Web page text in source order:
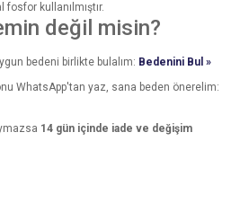
kullanılmıştır.
değil misin?
bedeni birlikte bulalım: Bedenini Bul »
WhatsApp'tan yaz, sana beden önerelim:
14 gün içinde iade ve değişim